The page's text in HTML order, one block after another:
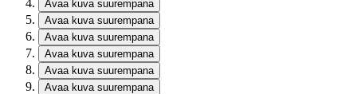
Avaa kuva suurempana
Avaa kuva suurempana
Avaa kuva suurempana
Avaa kuva suurempana
Avaa kuva suurempana
Avaa kuva suurempana